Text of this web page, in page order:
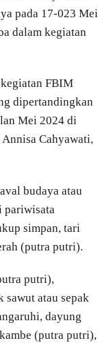
pada 17-023 Mei
dalam kegiatan
FBIM
dipertandingkan
Mei 2024 di
Cahyawati,
budaya atau
pariwisata
simpan, tari
(putra putri).
putri),
sawut atau sepak
dayung
(putra putri),